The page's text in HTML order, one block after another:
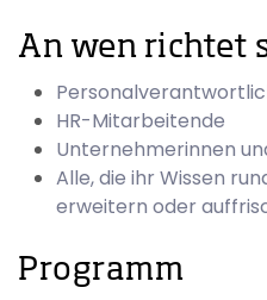
An wen richtet
HR-Mitarbeitende
Unternehmerinnen
Alle, die ihr Wissen
erweitern oder
Programm